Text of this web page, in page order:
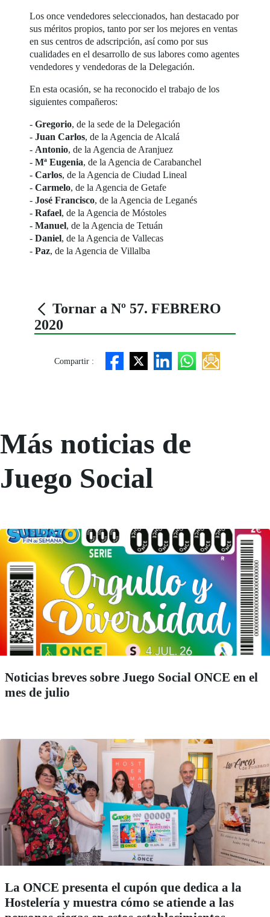
Los once vendedores seleccionados, han destacado por
sus méritos propios, tanto por ser los mejores en ventas
en sus centros de adscripción, así como por sus
cualidades en el desarrollo de sus labores como agentes
vendedores y vendedoras de la Delegación.
En esta ocasión, se ha reconocido el trabajo de los
siguientes compañeros:
-Gregorio, de la sede de la Delegación
-Juan Carlos, de la Agencia de Alcalá
- Antonio, de la Agencia de Aranjuez
-Mª Eugenia, de la Agencia de Carabanchel
-Carlos, de la Agencia de Ciudad Lineal
-Carmelo, de la Agencia de Getafe
-José Francisco, de la Agencia de Leganés
-Rafael, de la Agencia de Móstoles
-Manuel, de la Agencia de Tetuán
-Daniel, de la Agencia de Vallecas
-Paz, de la Agencia de Villalba
Tornar a Nº 57. FEBRERO
2020
Compartir :
Más noticias de
Juego Social
Noticias breves sobre Juego Social ONCE en el
mes de julio
La ONCE presenta el cupón que dedica a la
Hostelería y muestra cómo se atiende a las